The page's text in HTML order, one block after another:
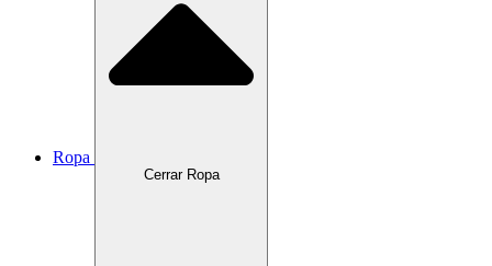
Ropa
Cerrar Ropa